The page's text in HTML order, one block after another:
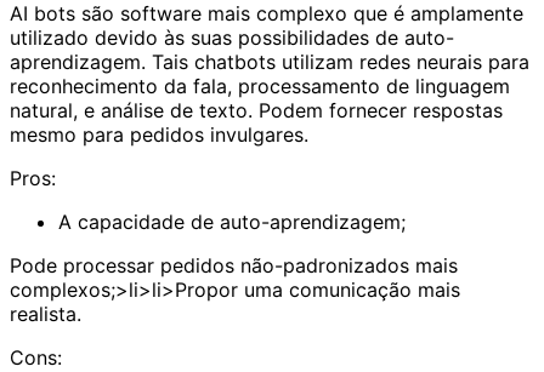
AI bots são software mais complexo que é amplamente
utilizado devido às suas possibilidades de auto-
aprendizagem. Tais chatbots utilizam redes neurais para
reconhecimento da fala, processamento de linguagem
natural, e análise de texto. Podem fornecer respostas
mesmo para pedidos invulgares.
Pros:
A capacidade de auto-aprendizagem;
Pode processar pedidos não-padronizados mais
complexos;>li>li>Propor uma comunicação mais
realista.
Cons: